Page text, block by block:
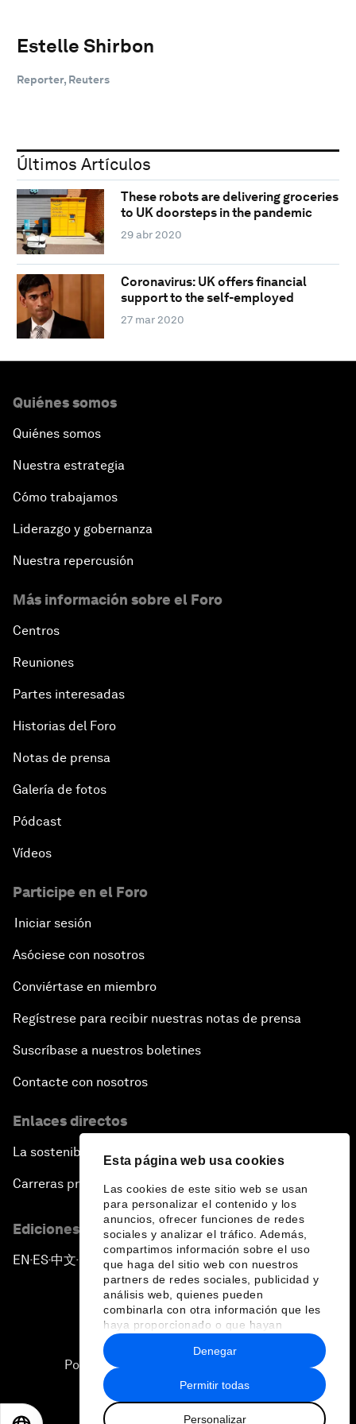
Esta página web usa cookies
Las cookies de este sitio web se usan
para personalizar el contenido y los
anuncios, ofrecer funciones de redes
sociales y analizar el tráfico. Además,
compartimos información sobre el uso
que haga del sitio web con nuestros
partners de redes sociales, publicidad y
análisis web, quienes pueden
combinarla con otra información que les
haya proporcionado o que hayan
recopilado a partir del uso que haya
hecho de sus servicios.
Permitir todas
Personalizar
Denegar
Estelle Shirbon
Reporter, Reuters
Últimos Artículos
These robots are delivering groceries
to UK doorsteps in the pandemic
29 abr 2020
Coronavirus: UK offers financial
support to the self-employed
27 mar 2020
Quiénes somos
Quiénes somos
Nuestra estrategia
Cómo trabajamos
Liderazgo y gobernanza
Nuestra repercusión
Más información sobre el Foro
Centros
Reuniones
Partes interesadas
Historias del Foro
Notas de prensa
Galería de fotos
Pódcast
Vídeos
Participe en el Foro
Iniciar sesión
Asóciese con nosotros
Conviértase en miembro
Regístrese para recibir nuestras notas de prensa
Suscríbase a nuestros boletines
Contacte con nosotros
Enlaces directos
La sostenibilidad en el Foro
Carreras profesionales
Ediciones en otros idiomas
EN ▪ES▪中文▪ 日本語
Política de privacidad y normas de uso
Sitemap